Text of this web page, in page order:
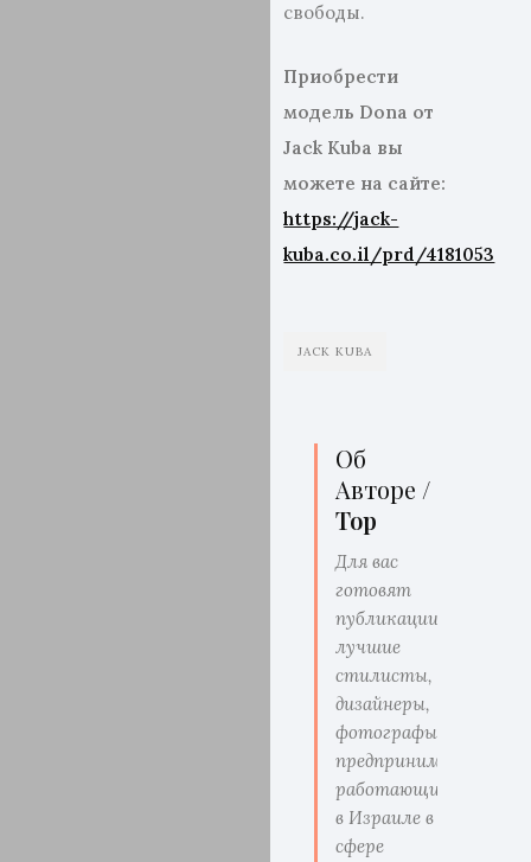
свободы.
Приобрести
модель Dona от
Jack Kuba вы
можете на сайте:
https://jack-
kuba.co.il/prd/4181053
JACK KUBA
Об
Авторе /
Top
Для вас
готовят
публикации
лучшие
стилисты,
дизайнеры,
фотографы,
предприниматели
работающие
в Израиле в
сфере